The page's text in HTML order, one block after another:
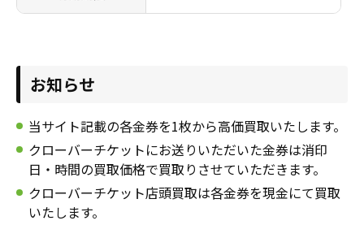
通信・テレカ
図書カード・QUO（クオ）カード
通信・テレカ
図書カード・QUO（クオ）カード
旅行券
お知らせ
当サイト記載の各金券を1枚から高価買取いたします。
クローバーチケットにお送りいただいた金券は消印
日・時間の買取価格で買取りさせていただきます。
クローバーチケット店頭買取は各金券を現金にて買取
いたします。